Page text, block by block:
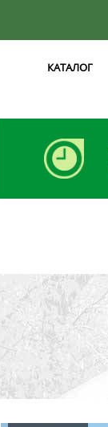
КАТАЛОГ